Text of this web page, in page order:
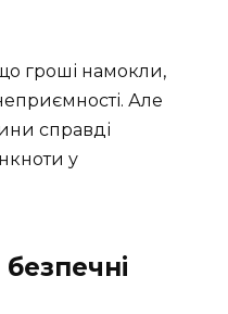
гроші намокли,
Але
справді
у